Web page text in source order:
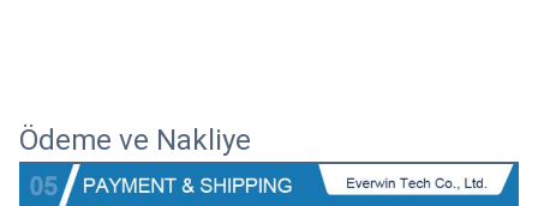
Ödeme ve Nakliye